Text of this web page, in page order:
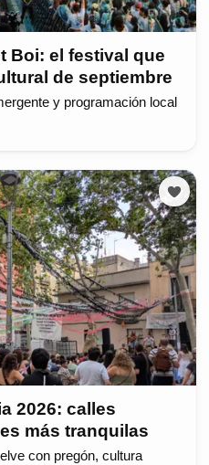
Boi: el festival que
de septiembre
y programación local
2026: calles
más tranquilas
con pregón, cultura